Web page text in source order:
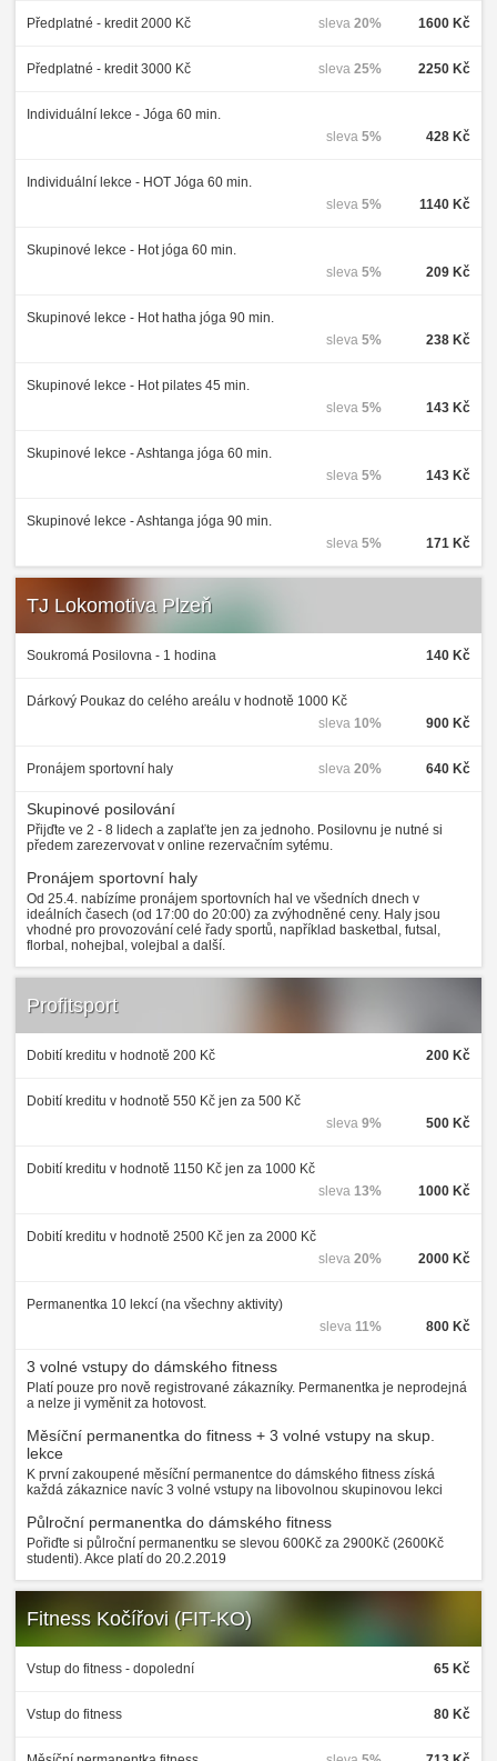
Předplatné - kredit 2000 Kč 1600 Kč
sleva 20%
Předplatné - kredit 3000 Kč 2250 Kč
sleva 25%
Individuální lekce - Jóga 60 min.
428 Kč
sleva 5%
Individuální lekce - HOT Jóga 60 min.
1140 Kč
sleva 5%
Skupinové lekce - Hot jóga 60 min.
209 Kč
sleva 5%
Skupinové lekce - Hot hatha jóga 90 min.
238 Kč
sleva 5%
Skupinové lekce - Hot pilates 45 min.
143 Kč
sleva 5%
Skupinové lekce - Ashtanga jóga 60 min.
143 Kč
sleva 5%
Skupinové lekce - Ashtanga jóga 90 min.
171 Kč
sleva 5%
TJ Lokomotiva Plzeň
Soukromá Posilovna - 1 hodina 140 Kč
Dárkový Poukaz do celého areálu v hodnotě 1000 Kč
900 Kč
sleva 10%
Pronájem sportovní haly 640 Kč
sleva 20%
Skupinové posilování
Přijďte ve 2 - 8 lidech a zaplaťte jen za jednoho. Posilovnu je nutné si
předem zarezervovat v online rezervačním sytému.
Pronájem sportovní haly
Od 25.4. nabízíme pronájem sportovních hal ve všedních dnech v
ideálních časech (od 17:00 do 20:00) za zvýhodněné ceny. Haly jsou
vhodné pro provozování celé řady sportů, například basketbal, futsal,
florbal, nohejbal, volejbal a další.
Profitsport
Dobití kreditu v hodnotě 200 Kč 200 Kč
Dobití kreditu v hodnotě 550 Kč jen za 500 Kč
500 Kč
sleva 9%
Dobití kreditu v hodnotě 1150 Kč jen za 1000 Kč
1000 Kč
sleva 13%
Dobití kreditu v hodnotě 2500 Kč jen za 2000 Kč
2000 Kč
sleva 20%
Permanentka 10 lekcí (na všechny aktivity)
800 Kč
sleva 11%
3 volné vstupy do dámského fitness
Platí pouze pro nově registrované zákazníky. Permanentka je neprodejná
a nelze ji vyměnit za hotovost.
Měsíční permanentka do fitness + 3 volné vstupy na skup.
lekce
K první zakoupené měsíční permanentce do dámského fitness získá
každá zákaznice navíc 3 volné vstupy na libovolnou skupinovou lekci
Půlroční permanentka do dámského fitness
Pořiďte si půlroční permanentku se slevou 600Kč za 2900Kč (2600Kč
studenti). Akce platí do 20.2.2019
Fitness Kočířovi (FIT-KO)
Vstup do fitness - dopolední 65 Kč
Vstup do fitness 80 Kč